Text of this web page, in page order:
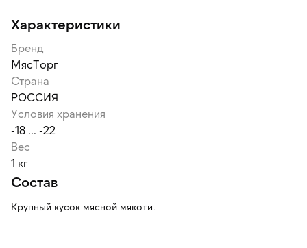
Характеристики
Бренд
МясТорг
Страна
РОССИЯ
Условия хранения
-18 ... -22
Вес
1 кг
Состав
Крупный кусок мясной мякоти.